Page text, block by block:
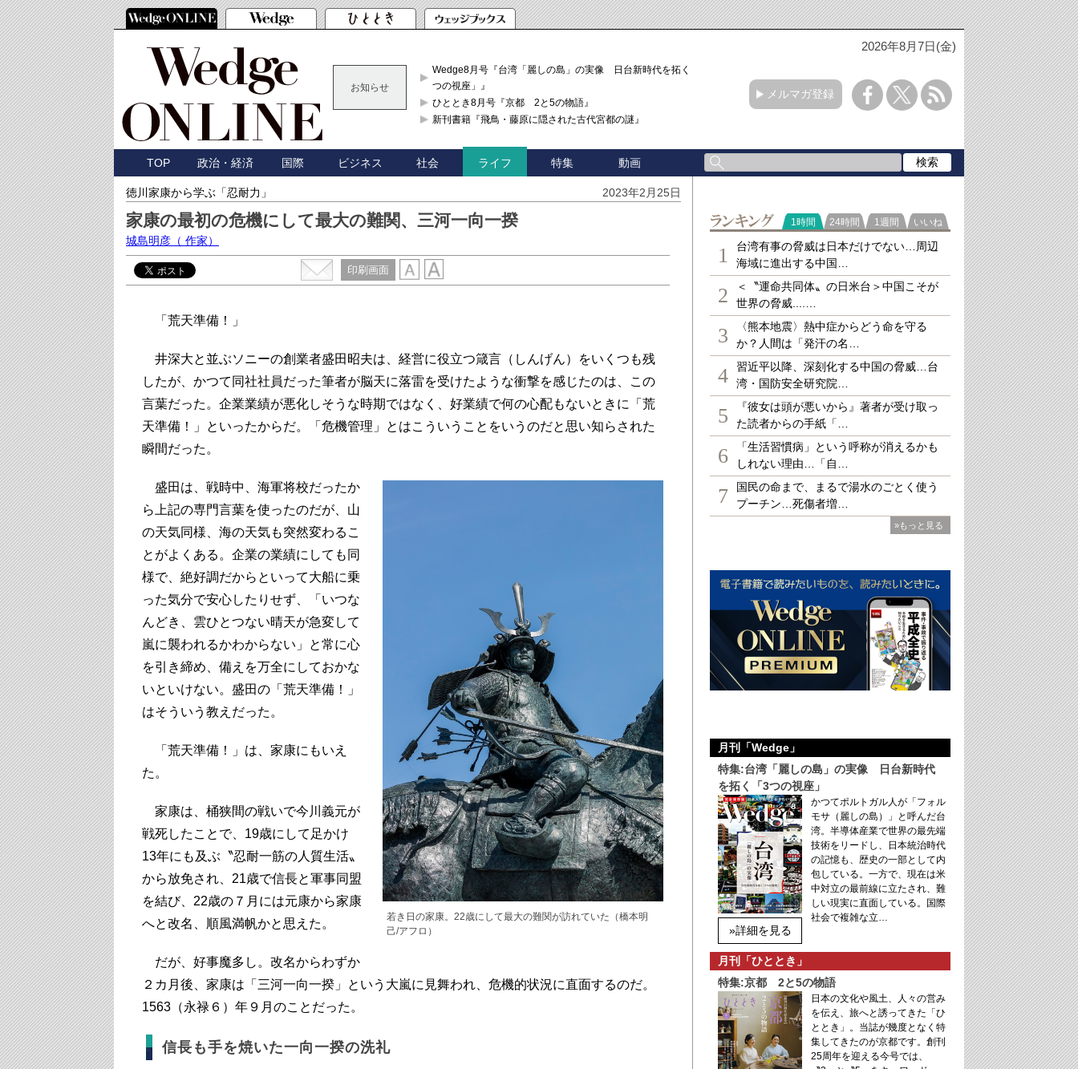
2026年8月7日(金)
お知らせ
Wedge8月号『台湾「麗しの島」の実像 日台新時代を拓く「3
つの視座」』
ひととき8月号『京都 2と5の物語』
新刊書籍『飛鳥・藤原に隠された古代宮都の謎』
メルマガ登録
TOP 政治・経済 国際 ビジネス 社会 ライフ 特集 動画
徳川家康から学ぶ「忍耐力」 2023年2月25日
家康の最初の危機にして最大の難関、三河一向一揆
城島明彦 （ 作家）
印刷画面
「荒天準備！」
井深大と並ぶソニーの創業者盛田昭夫は、経営に役立つ箴言（しんげん）をいくつも残
したが、かつて同社社員だった筆者が脳天に落雷を受けたような衝撃を感じたのは、この
言葉だった。企業業績が悪化しそうな時期ではなく、好業績で何の心配もないときに「荒
天準備！」といったからだ。「危機管理」とはこういうことをいうのだと思い知らされた
瞬間だった。
若き日の家康。22歳にして最大の難関が訪れていた（橋本明
己/アフロ）
盛田は、戦時中、海軍将校だったか
ら上記の専門言葉を使ったのだが、山
の天気同様、海の天気も突然変わるこ
とがよくある。企業の業績にしても同
様で、絶好調だからといって大船に乗
った気分で安心したりせず、「いつな
んどき、雲ひとつない晴天が急変して
嵐に襲われるかわからない」と常に心
を引き締め、備えを万全にしておかな
いといけない。盛田の「荒天準備！」
はそういう教えだった。
「荒天準備！」は、家康にもいえ
た。
家康は、桶狭間の戦いで今川義元が
戦死したことで、19歳にして足かけ
13年にも及ぶ〝忍耐一筋の人質生活〟
から放免され、21歳で信長と軍事同盟
を結び、22歳の７月には元康から家康
へと改名、順風満帆かと思えた。
だが、好事魔多し。改名からわずか
２カ月後、家康は「三河一向一揆」という大嵐に見舞われ、危機的状況に直面するのだ。
1563（永禄６）年９月のことだった。
信長も手を焼いた一向一揆の洗礼
ランキング
1時間 24時間 1週間 いいね
1
台湾有事の脅威は日本だけでない…周辺
海域に進出する中国…
2
＜〝運命共同体〟の日米台＞中国こそが
世界の脅威....…
3
〈熊本地震〉熱中症からどう命を守る
か？人間は「発汗の名…
4
習近平以降、深刻化する中国の脅威…台
湾・国防安全研究院…
5
『彼女は頭が悪いから』著者が受け取っ
た読者からの手紙「…
6
「生活習慣病」という呼称が消えるかも
しれない理由…「自…
7
国民の命まで、まるで湯水のごとく使う
プーチン…死傷者増…
»もっと見る
月刊「Wedge」
特集:台湾「麗しの島」の実像 日台新時代
を拓く「3つの視座」
»詳細を見る
かつてポルトガル人が「フォル
モサ（麗しの島）」と呼んだ台
湾。半導体産業で世界の最先端
技術をリードし、日本統治時代
の記憶も、歴史の一部として内
包している。一方で、現在は米
中対立の最前線に立たされ、難
しい現実に直面している。国際
社会で複雑な立…
月刊「ひととき」
特集:京都 2と5の物語
日本の文化や風土、人々の営み
を伝え、旅へと誘ってきた「ひ
ととき」。当誌が幾度となく特
集してきたのが京都です。創刊
25周年を迎える今号では、